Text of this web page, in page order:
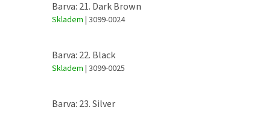
Barva: 21. Dark Brown
Skladem | 3099-0024
Barva: 22. Black
Skladem | 3099-0025
Barva: 23. Silver